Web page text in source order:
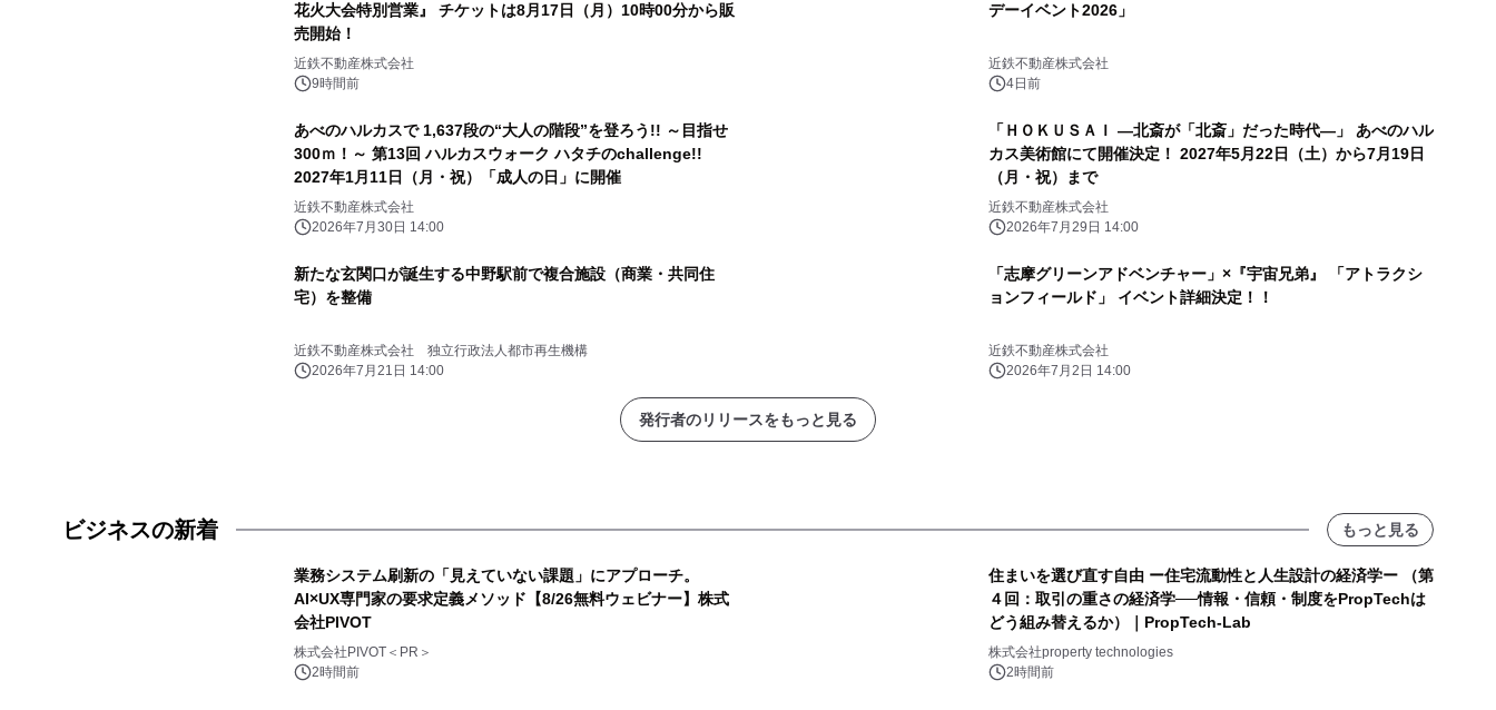
花火大会特別営業』 チケットは8月17日（月）10時00分から販
売開始！
近鉄不動産株式会社
9時間前
デーイベント2026」
近鉄不動産株式会社
4日前
あべのハルカスで 1,637段の“大人の階段”を登ろう!! ～目指せ
300ｍ！～ 第13回 ハルカスウォーク ハタチのchallenge!!
2027年1月11日（月・祝）「成人の日」に開催
近鉄不動産株式会社
2026年7月30日 14:00
「ＨＯＫＵＳＡＩ ―北斎が「北斎」だった時代―」 あべのハル
カス美術館にて開催決定！ 2027年5月22日（土）から7月19日
（月・祝）まで
近鉄不動産株式会社
2026年7月29日 14:00
新たな玄関口が誕生する中野駅前で複合施設（商業・共同住
宅）を整備
近鉄不動産株式会社 独立行政法人都市再生機構
2026年7月21日 14:00
「志摩グリーンアドベンチャー」×『宇宙兄弟』 「アトラクシ
ョンフィールド」 イベント詳細決定！！
近鉄不動産株式会社
2026年7月2日 14:00
発行者のリリースをもっと見る
ビジネスの新着 もっと見る
業務システム刷新の「見えていない課題」にアプローチ。
AI×UX専門家の要求定義メソッド【8/26無料ウェビナー】株式
会社PIVOT
株式会社PIVOT＜PR＞
2時間前
住まいを選び直す自由 ー住宅流動性と人生設計の経済学ー （第
４回：取引の重さの経済学──情報・信頼・制度をPropTechは
どう組み替えるか）｜PropTech-Lab
株式会社property technologies
2時間前